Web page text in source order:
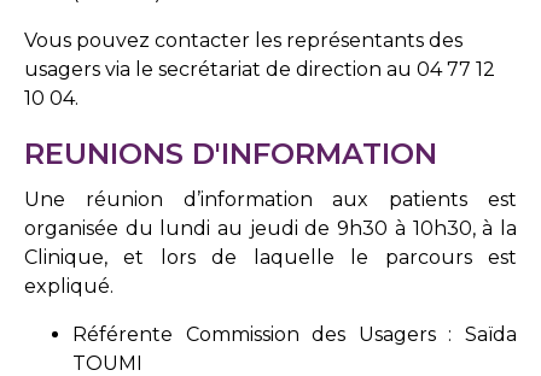
Vous pouvez contacter les représentants des
usagers via le secrétariat de direction au 04 77 12
10 04.
REUNIONS D'INFORMATION
Une réunion d’information aux patients est
organisée du lundi au jeudi de 9h30 à 10h30, à la
Clinique, et lors de laquelle le parcours est
expliqué.
Référente Commission des Usagers : Saïda
TOUMI